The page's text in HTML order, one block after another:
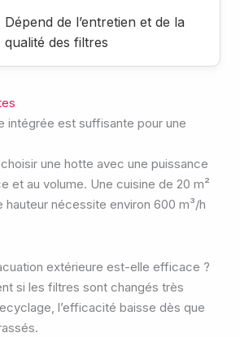
Dépend de l’entretien et de la
qualité des filtres
intégrée est suffisante pour une
une hotte avec une puissance
et au volume. Une cuisine de 20 m²
nécessite environ 600 m³/h
extérieure est-elle efficace ?
si les filtres sont changés très
l’efficacité baisse dès que